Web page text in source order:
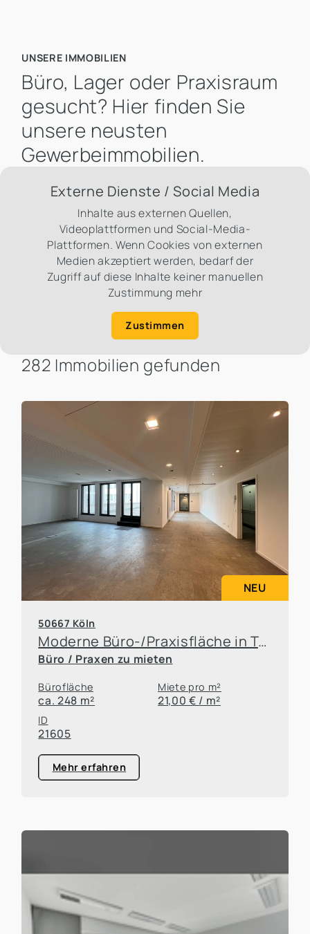
UNSERE IMMOBILIEN
Büro, Lager oder Praxisraum
gesucht? Hier finden Sie
unsere neusten
Gewerbeimmobilien.
Externe Dienste / Social Media
Inhalte aus externen Quellen,
Videoplattformen und Social-Media-
Plattformen. Wenn Cookies von externen
Medien akzeptiert werden, bedarf der
Zugriff auf diese Inhalte keiner manuellen
Zustimmung mehr
Zustimmen
282 Immobilien gefunden
NEU
50667 Köln
Moderne Büro-/Praxisfläche in Top Innenstadtlage mit Terrasse
Büro / Praxen zu mieten
Bürofläche
ca. 248 m²
Miete pro m²
21,00 € / m²
ID
21605
Mehr erfahren